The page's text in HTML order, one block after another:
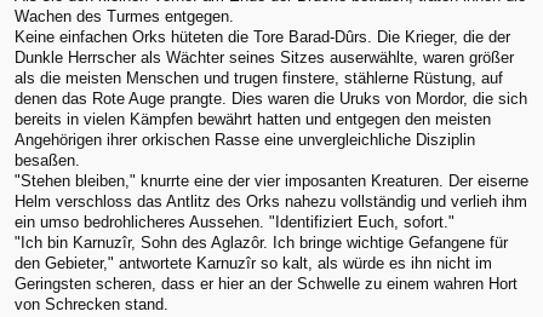
Wachen des Turmes entgegen.
Keine einfachen Orks hüteten die Tore Barad-Dûrs. Die Krieger, die der
Dunkle Herrscher als Wächter seines Sitzes auserwählte, waren größer
als die meisten Menschen und trugen finstere, stählerne Rüstung, auf
denen das Rote Auge prangte. Dies waren die Uruks von Mordor, die sich
bereits in vielen Kämpfen bewährt hatten und entgegen den meisten
Angehörigen ihrer orkischen Rasse eine unvergleichliche Disziplin
besaßen.
"Stehen bleiben," knurrte eine der vier imposanten Kreaturen. Der eiserne
Helm verschloss das Antlitz des Orks nahezu vollständig und verlieh ihm
ein umso bedrohlicheres Aussehen. "Identifiziert Euch, sofort."
"Ich bin Karnuzîr, Sohn des Aglazôr. Ich bringe wichtige Gefangene für
den Gebieter," antwortete Karnuzîr so kalt, als würde es ihn nicht im
Geringsten scheren, dass er hier an der Schwelle zu einem wahren Hort
von Schrecken stand.